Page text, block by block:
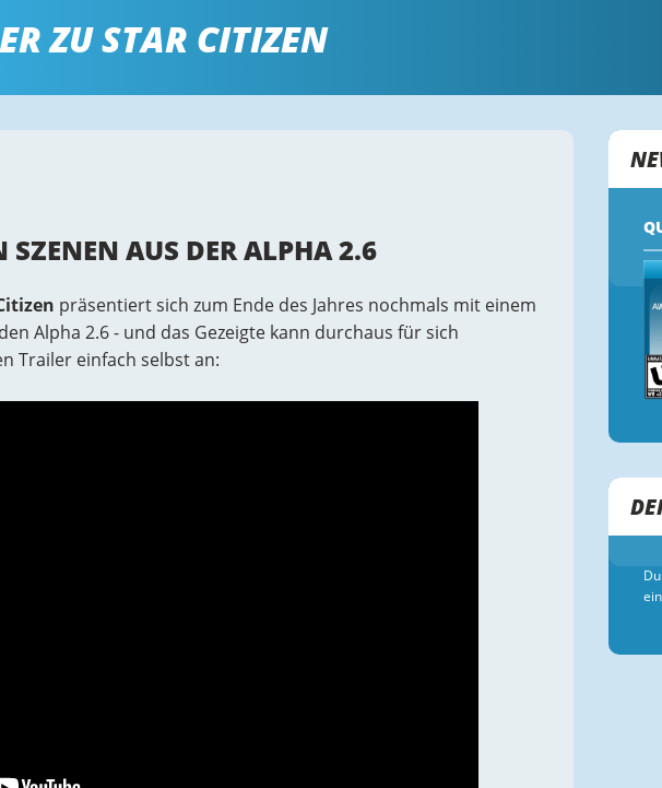
ZU STAR CITIZEN
SZENEN AUS DER ALPHA 2.6
präsentiert sich zum Ende des Jahres nochmals mit einem
Alpha 2.6 - und das Gezeigte kann durchaus für sich
Trailer einfach selbst an: